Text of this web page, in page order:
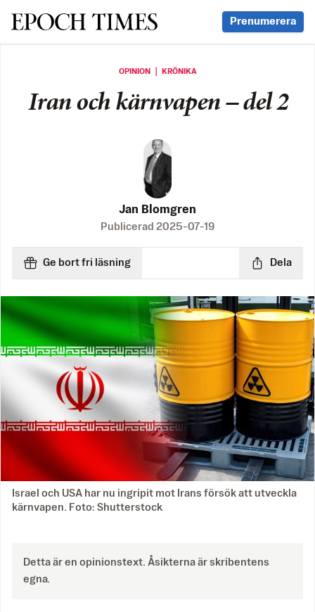
Svenska Epoch Times Prenumerera
OPINION ｜ KRÖNIKA
Iran och kärnvapen – del 2
Jan Blomgren
Publicerad 2025-07-19
Ge bort fri läsning Dela
Israel och USA har nu ingripit mot Irans försök att utveckla
kärnvapen. Foto: Shutterstock
Detta är en opinionstext. Åsikterna är skribentens
egna.